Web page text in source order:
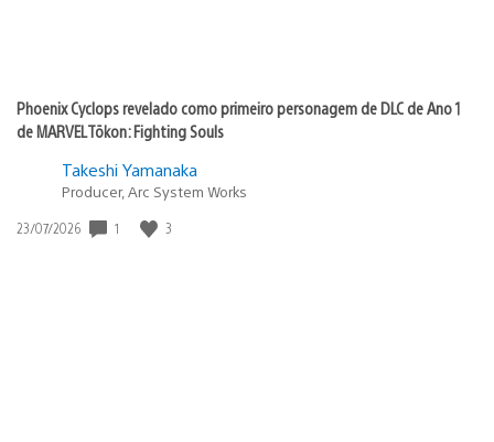
Phoenix Cyclops revelado como primeiro personagem de DLC de Ano 1
de MARVEL Tōkon: Fighting Souls
Takeshi Yamanaka
Producer, Arc System Works
Data
23/07/2026 1 3